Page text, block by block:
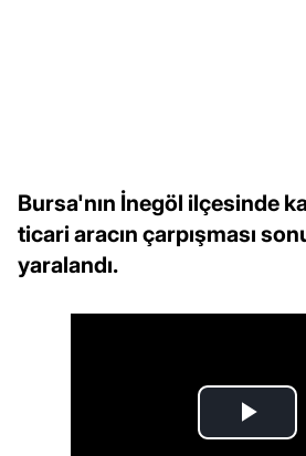
Bursa'nın İnegöl ilçesinde
ticari aracın çarpışması
yaralandı.